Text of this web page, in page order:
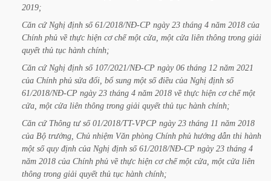
2019;
Căn cứ Nghị định số 61/2018/NĐ-CP ngày 23 tháng 4 năm 2018 của
Chính phủ về thực hiện cơ chế một cửa, một cửa liên thông trong giải
quyết thủ tục hành chính;
Căn cứ Nghị định số 107/2021/NĐ-CP ngày 06 tháng 12 năm 2021
của Chính phủ sửa đổi, bổ sung một số điều của Nghị định số
61/2018/NĐ-CP ngày 23 tháng 4 năm 2018 về thực hiện cơ chế một
cửa, một cửa liên thông trong giải quyết thủ tục hành chính;
Căn cứ Thông tư số 01/2018/TT-VPCP ngày 23 tháng 11 năm 2018
của Bộ trưởng, Chủ nhiệm Văn phòng Chính phủ hướng dẫn thi hành
một số quy định của Nghị định số 61/2018/NĐ-CP ngày 23 tháng 4
năm 2018 của Chính phủ về thực hiện cơ chế một cửa, một cửa liên
thông trong giải quyết thủ tục hành chính;